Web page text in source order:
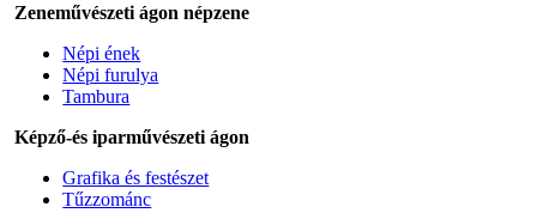
Zeneművészeti ágon népzene
Népi ének
Népi furulya
Tambura
Képző-és iparművészeti ágon
Grafika és festészet
Tűzzománc